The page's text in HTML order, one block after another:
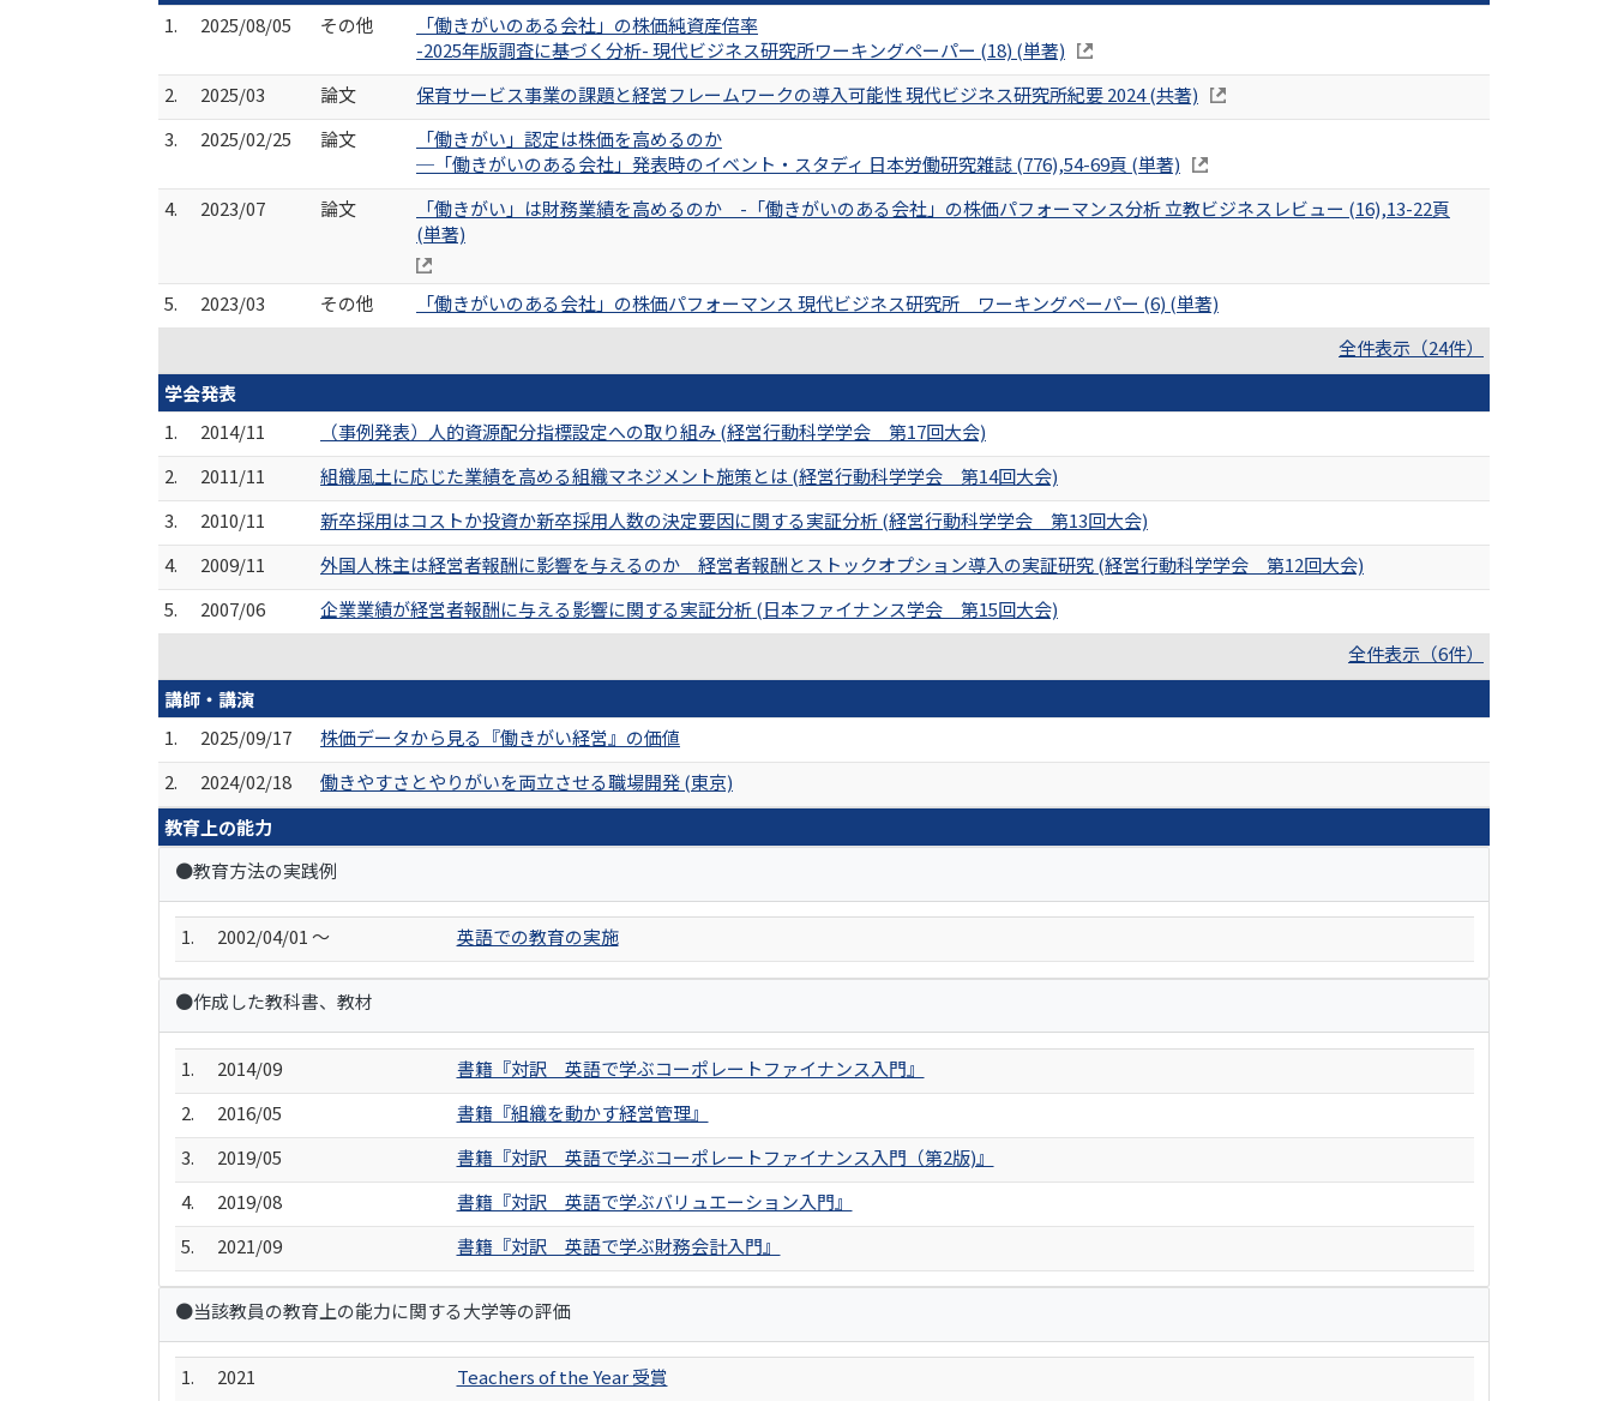
1.
2025/08/05 その他
「働きがいのある会社」の株価純資産倍率
-2025年版調査に基づく分析- 現代ビジネス研究所ワーキングペーパー (18) (単著)
2.
2025/03 論文
保育サービス事業の課題と経営フレームワークの導入可能性 現代ビジネス研究所紀要 2024 (共著)
3.
2025/02/25 論文
「働きがい」認定は株価を高めるのか
─「働きがいのある会社」発表時のイベント・スタディ 日本労働研究雑誌 (776),54-69頁 (単著)
4.
2023/07 論文
「働きがい」は財務業績を高めるのか -「働きがいのある会社」の株価パフォーマンス分析 立教ビジネスレビュー (16),13-22頁
(単著)
5. 2023/03 その他
「働きがいのある会社」の株価パフォーマンス 現代ビジネス研究所 ワーキングペーパー (6) (単著)
全件表示（24件）
学会発表
1.
2014/11
（事例発表）人的資源配分指標設定への取り組み (経営行動科学学会 第17回大会)
2.
2011/11
組織風土に応じた業績を高める組織マネジメント施策とは (経営行動科学学会 第14回大会)
3.
2010/11
新卒採用はコストか投資か新卒採用人数の決定要因に関する実証分析 (経営行動科学学会 第13回大会)
4.
2009/11
外国人株主は経営者報酬に影響を与えるのか 経営者報酬とストックオプション導入の実証研究 (経営行動科学学会 第12回大会)
5.
2007/06
企業業績が経営者報酬に与える影響に関する実証分析 (日本ファイナンス学会 第15回大会)
全件表示（6件）
講師・講演
1.
2025/09/17
株価データから見る『働きがい経営』の価値
2.
2024/02/18
働きやすさとやりがいを両立させる職場開発 (東京)
教育上の能力
●教育方法の実践例
1. 2002/04/01 ～ 英語での教育の実施
●作成した教科書、教材
1. 2014/09
書籍『対訳 英語で学ぶコーポレートファイナンス入門』
2.
2016/05
書籍『組織を動かす経営管理』
3.
2019/05
書籍『対訳 英語で学ぶコーポレートファイナンス入門（第2版)』
4.
2019/08
書籍『対訳 英語で学ぶバリュエーション入門』
5.
2021/09 書籍『対訳 英語で学ぶ財務会計入門』
●当該教員の教育上の能力に関する大学等の評価
1. 2021 Teachers of the Year 受賞